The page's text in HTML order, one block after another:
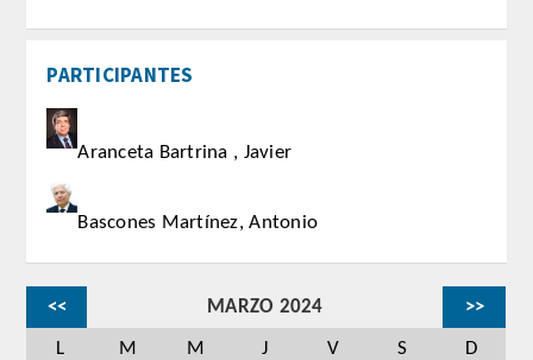
ACADEMICOS
SECCIONES
CIENCIAS BASICAS MEDICAS
AFINES A LA ODONTOLOGIA
HUMANIDADES Y CIENCIAS
MEDICO-JURIDICAS
PARTICIPANTES
Aranceta Bartrina , Javier
Bascones Martínez, Antonio
<< MARZO 2024 >>
L M M J V S D